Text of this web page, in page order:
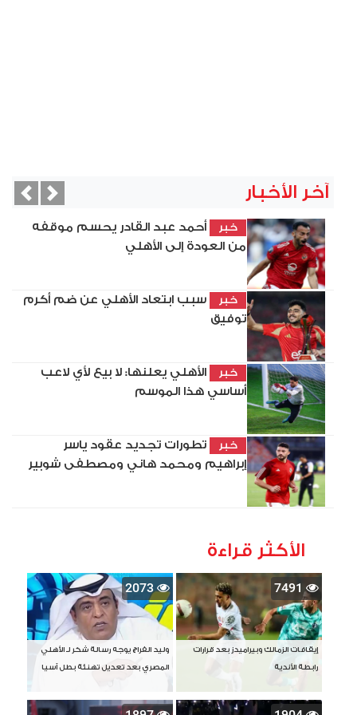
آخر الأخبار
خبر
أحمد عبد القادر يحسم موقفه
من العودة إلى الأهلي
خبر
سبب ابتعاد الأهلي عن ضم أكرم
توفيق
خبر
الأهلي يعلنها: لا بيع لأي لاعب
أساسي هذا الموسم
خبر
تطورات تجديد عقود ياسر
إبراهيم ومحمد هاني ومصطفى شوبير
Next
الأكثر قراءة
7491
إيقافات الزمالك وبيراميدز بعد قرارات
رابطة الأندية
2073
وليد الفراج يوجه رسالة شكر لـ الأهلي
المصري بعد تعديل تهنئة بطل آسيا